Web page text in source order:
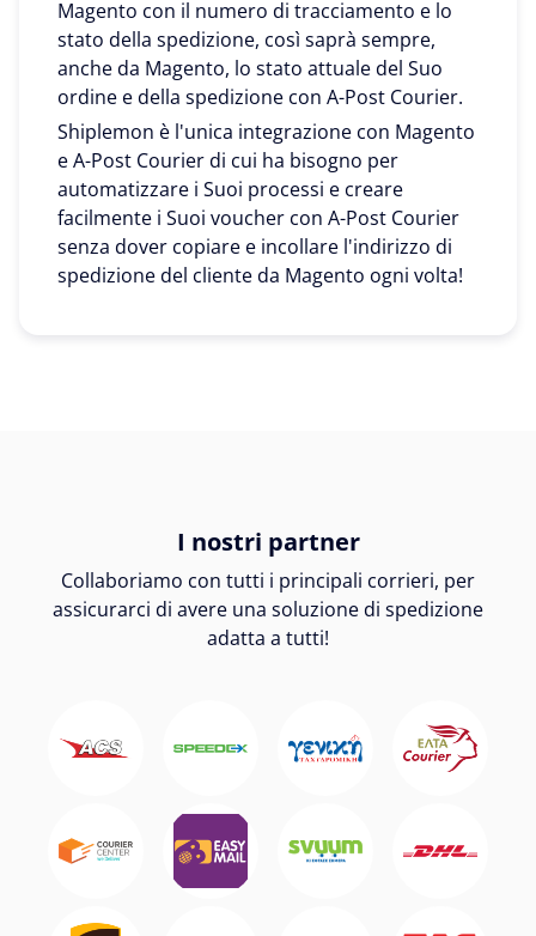
Magento con il numero di tracciamento e lo
stato della spedizione, così saprà sempre,
anche da Magento, lo stato attuale del Suo
ordine e della spedizione con A-Post Courier.
Shiplemon è l'unica integrazione con Magento
e A-Post Courier di cui ha bisogno per
automatizzare i Suoi processi e creare
facilmente i Suoi voucher con A-Post Courier
senza dover copiare e incollare l'indirizzo di
spedizione del cliente da Magento ogni volta!
I nostri partner
Collaboriamo con tutti i principali corrieri, per
assicurarci di avere una soluzione di spedizione
adatta a tutti!